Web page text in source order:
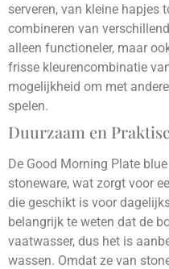
serveren, van kleine hapjes
combineren van
alleen functioneler, maar
frisse kleurencombinatie
mogelijkheid om met
spelen.
Duurzaam en
De Good Morning Plate
stoneware, wat zorgt voor
die geschikt is voor
belangrijk te weten dat de
vaatwasser, dus het is
wassen. Omdat ze van